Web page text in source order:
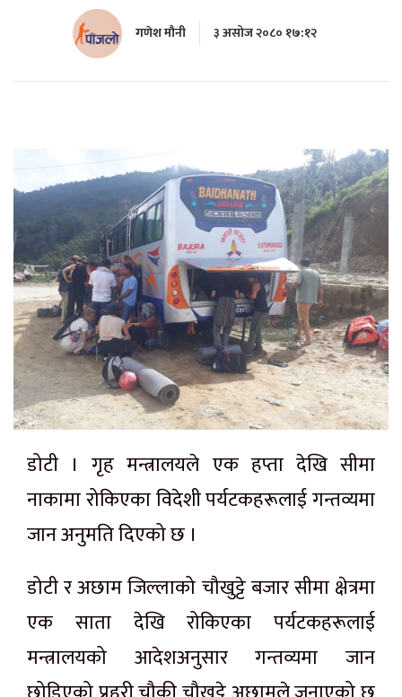
गणेश मौनी ३ असोज २०८० १७:१२
डोटी । गृह मन्त्रालयले एक हप्ता देखि सीमा
नाकामा रोकिएका विदेशी पर्यटकहरूलाई गन्तव्यमा
जान अनुमति दिएको छ ।
डोटी र अछाम जिल्लाको चौखुट्टे बजार सीमा क्षेत्रमा
एक साता देखि रोकिएका पर्यटकहरूलाई
मन्त्रालयको आदेशअनुसार गन्तव्यमा जान